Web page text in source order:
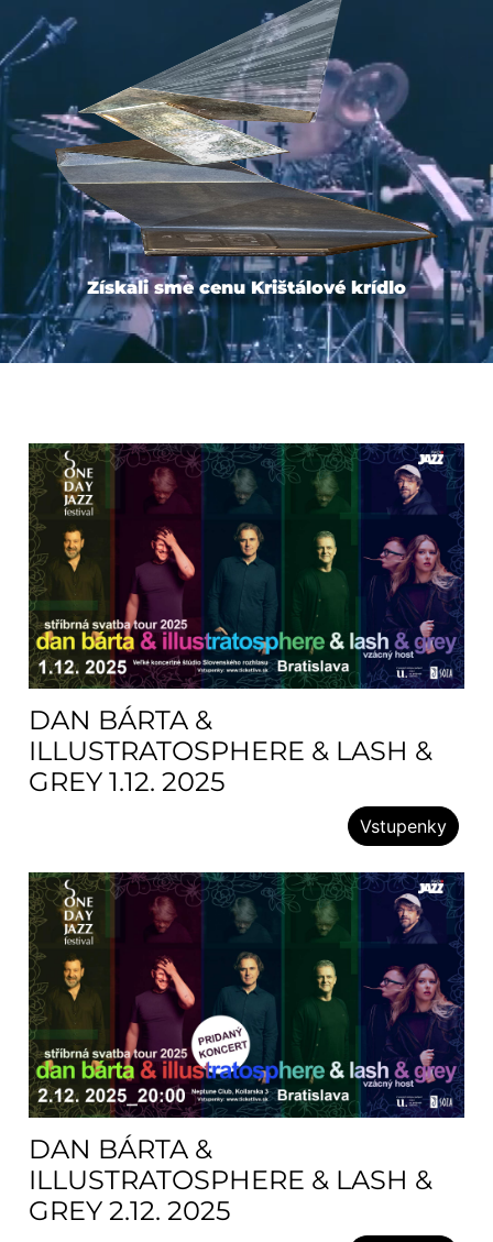
Získali sme cenu Krištálové krídlo
DAN BÁRTA &
ILLUSTRATOSPHERE & LASH &
GREY 1.12. 2025
Vstupenky
DAN BÁRTA &
ILLUSTRATOSPHERE & LASH &
GREY 2.12. 2025